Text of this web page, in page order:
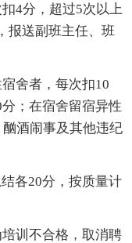
4分，超过5次以上
报送副班主任、班
舍者，每次扣10
；在宿舍留宿异性
酒闹事及其他违纪
各20分，按质量计
训不合格，取消聘